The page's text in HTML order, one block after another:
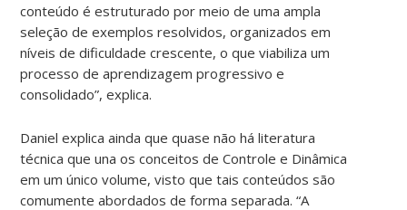
conteúdo é estruturado por meio de uma ampla
seleção de exemplos resolvidos, organizados em
níveis de dificuldade crescente, o que viabiliza um
processo de aprendizagem progressivo e
consolidado”, explica.
Daniel explica ainda que quase não há literatura
técnica que una os conceitos de Controle e Dinâmica
em um único volume, visto que tais conteúdos são
comumente abordados de forma separada. “A